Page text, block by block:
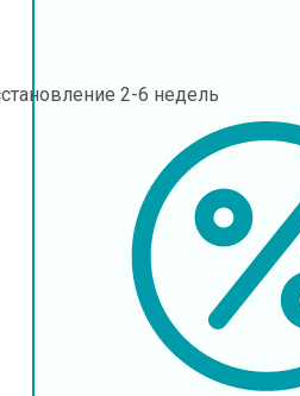
2-6 недель